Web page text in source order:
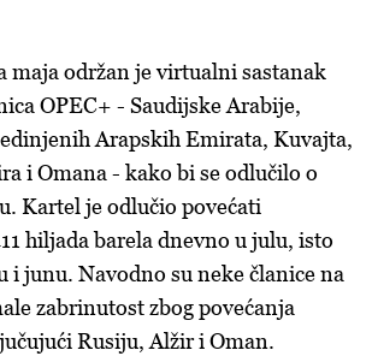
maja održan je virtualni sastanak
OPEC+ - Saudijske Arabije,
Arapskih Emirata, Kuvajta,
i Omana - kako bi se odlučilo o
Kartel je odlučio povećati
hiljada barela dnevno u julu, isto
i junu. Navodno su neke članice na
zabrinutost zbog povećanja
Rusiju, Alžir i Oman.